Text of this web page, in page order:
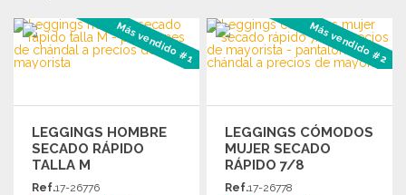
Más vendido #1
LEGGINGS HOMBRE
SECADO RÁPIDO
TALLA M
Ref.17-26776
Más vendido #2
LEGGINGS CÓMODOS
MUJER SECADO
RÁPIDO 7/8
Ref.17-26778